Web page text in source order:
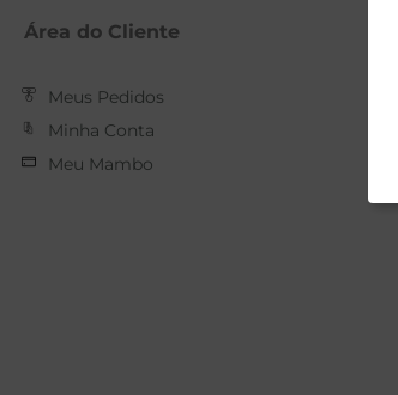
Área do Cliente
Meus Pedidos
Minha Conta
Meu Mambo